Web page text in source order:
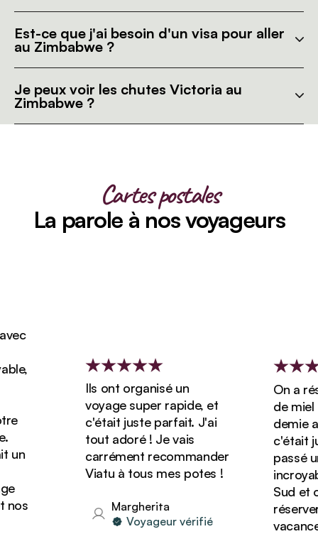
Est-ce que j'ai besoin d'un visa pour aller
au Zimbabwe ?
Je peux voir les chutes Victoria au
Zimbabwe ?
Cartes postales
La parole à nos voyageurs
Ils ont organisé un
voyage super rapide, et
c'était juste parfait. J'ai
tout adoré ! Je vais
carrément recommander
Viatu à tous mes potes !
Margherita
Voyageur vérifié
On a
de miel
demie
c'était
passé un
Sud et
réserver